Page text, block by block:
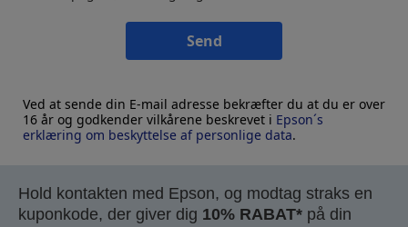
Send
Ved at sende din E-mail adresse bekræfter du at du er over
16 år og godkender vilkårene beskrevet i Epson´s
erklæring om beskyttelse af personlige data.
Hold kontakten med Epson, og modtag straks en
kuponkode, der giver dig 10% RABAT* på din